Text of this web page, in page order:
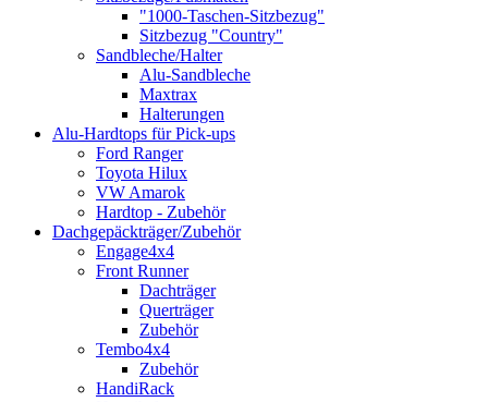
"1000-Taschen-Sitzbezug"
Sitzbezug "Country"
Sandbleche/Halter
Alu-Sandbleche
Maxtrax
Halterungen
Alu-Hardtops für Pick-ups
Ford Ranger
Toyota Hilux
VW Amarok
Hardtop - Zubehör
Dachgepäckträger/Zubehör
Engage4x4
Front Runner
Dachträger
Querträger
Zubehör
Tembo4x4
Zubehör
HandiRack